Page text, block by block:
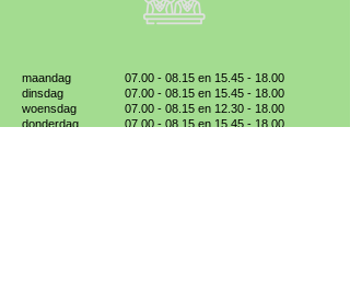
maandag
dinsdag
woensdag
donderdag
07.00 - 08.15 en 15.45 - 18.00
07.00 - 08.15 en 15.45 - 18.00
07.00 - 08.15 en 12.30 - 18.00
07.00 - 08.15 en 15.45 - 18.00